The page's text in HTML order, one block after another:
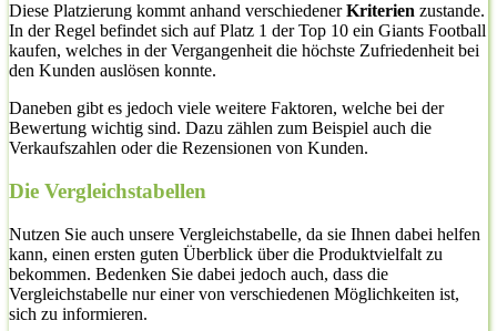
Diese Platzierung kommt anhand verschiedenerKriterien zustande.
In der Regel befindet sich auf Platz 1 der Top 10 ein Giants Football
kaufen, welches in der Vergangenheit die höchste Zufriedenheit bei
den Kunden auslösen konnte.
Daneben gibt es jedoch viele weitere Faktoren, welche bei der
Bewertung wichtig sind. Dazu zählen zum Beispiel auch die
Verkaufszahlen oder die Rezensionen von Kunden.
Die Vergleichstabellen
Nutzen Sie auch unsere Vergleichstabelle, da sie Ihnen dabei helfen
kann, einen ersten guten Überblick über die Produktvielfalt zu
bekommen. Bedenken Sie dabei jedoch auch, dass die
Vergleichstabelle nur einer von verschiedenen Möglichkeiten ist,
sich zu informieren.